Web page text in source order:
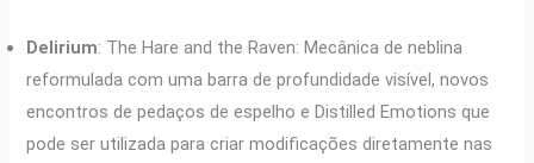
Delirium: The Hare and the Raven: Mecânica de neblina
reformulada com uma barra de profundidade visível, novos
encontros de pedaços de espelho e Distilled Emotions que
pode ser utilizada para criar modificações diretamente nas